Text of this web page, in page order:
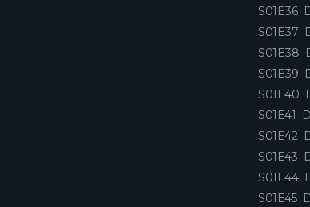
S01E36
S01E37
S01E38
S01E39
S01E40
S01E41
S01E42
S01E43
S01E44
S01E45